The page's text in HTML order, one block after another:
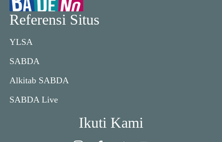
Referensi Situs
YLSA
SABDA
Alkitab SABDA
SABDA Live
Ikuti Kami